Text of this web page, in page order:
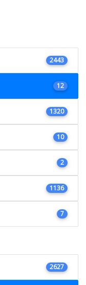
2443
12
1320
10
2
1136
7
2627